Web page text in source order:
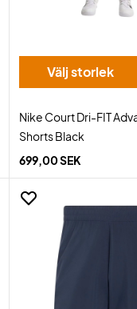
Välj storlek
Nike Court Dri-FIT
Shorts Black
699,00 SEK